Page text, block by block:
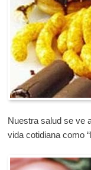
Nuestra salud se ve
vida cotidiana como